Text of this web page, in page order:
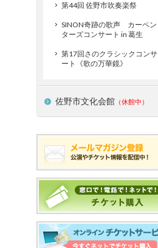
第44回 佐野市吹奏楽祭
SINON奇跡の歌声 カーペン
ターズコンサート in 葛生
第17回さのクラシックコンサ
ート《歌の万華鏡》
佐野市文化会館 （休館中）